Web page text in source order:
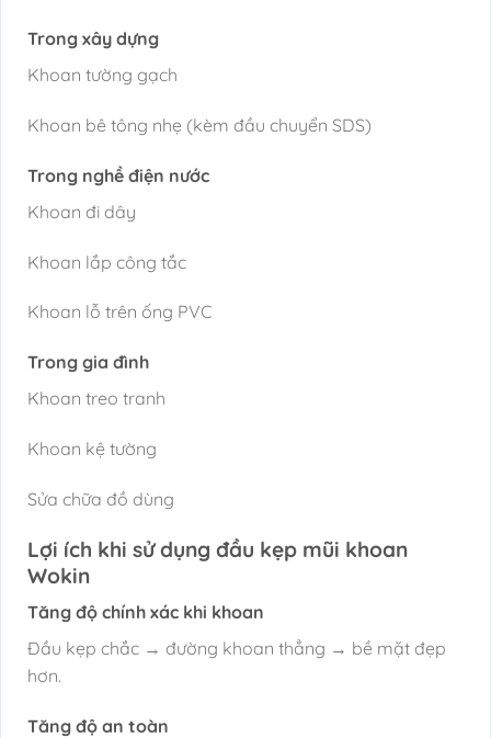
Trong xây dựng
Khoan tường gạch
Khoan bê tông nhẹ (kèm đầu chuyển SDS)
Trong nghề điện nước
Khoan đi dây
Khoan lắp công tắc
Khoan lỗ trên ống PVC
Trong gia đình
Khoan treo tranh
Khoan kệ tường
Sửa chữa đồ dùng
Lợi ích khi sử dụng đầu kẹp mũi khoan
Wokin
Tăng độ chính xác khi khoan
Đầu kẹp chắc → đường khoan thẳng → bề mặt đẹp
hơn.
Tăng độ an toàn